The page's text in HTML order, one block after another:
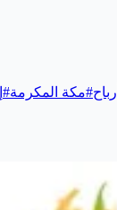
أرباح#مكة المكرمة#